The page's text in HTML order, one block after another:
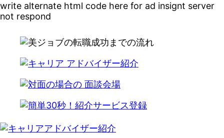
write alternate html code here for ad insignt server
not respond